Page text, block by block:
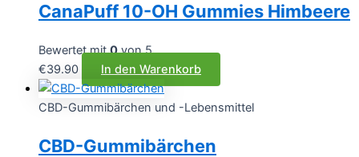
CanaPuff 10-OH Gummies Himbeere
Bewertet mit0von 5
€39.90 In den Warenkorb
CBD-Gummibärchen und -Lebensmittel
CBD-Gummibärchen